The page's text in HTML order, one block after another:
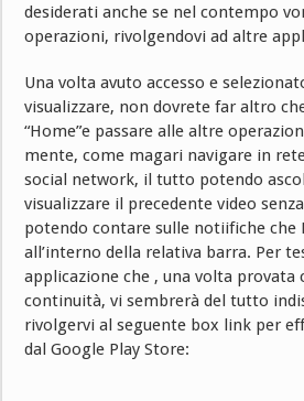
desiderati anche se nel contempo
operazioni, rivolgendovi ad altre
Una volta avuto accesso e
visualizzare, non dovrete far altro
“Home”e passare alle altre
mente, come magari navigare in
social network, il tutto potendo
visualizzare il precedente video
potendo contare sulle notiifiche che
all’interno della relativa barra. Per
applicazione che , una volta provata
continuità, vi sembrerà del tutto
rivolgervi al seguente box link per
dal Google Play Store: